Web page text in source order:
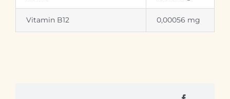
Vitamin B12 0,00056 mg